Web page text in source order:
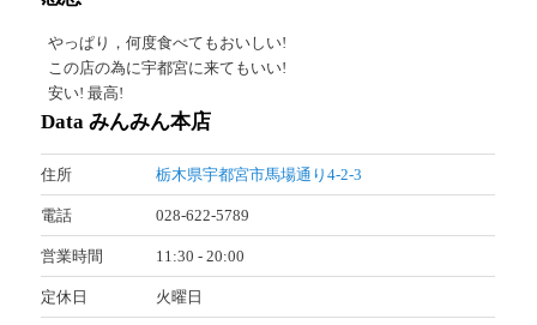
やっぱり，何度食べてもおいしい!
この店の為に宇都宮に来てもいい!
安い! 最高!
Data みんみん本店
住所 栃木県宇都宮市馬場通り4-2-3
電話 028-622-5789
営業時間 11:30 - 20:00
定休日 火曜日